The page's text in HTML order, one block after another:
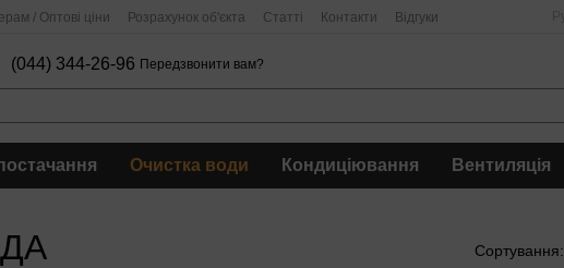
/ Оптові ціни Розрахунок об'єкта Статті Контакти Відгуки
(044) 344-26-96 Передзвонити вам?
Очистка води Кондиціювання Вентиляція
Сортування: